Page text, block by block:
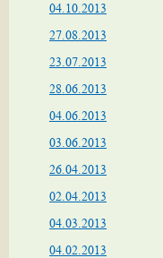
04.10.2013
27.08.2013
23.07.2013
28.06.2013
04.06.2013
03.06.2013
26.04.2013
02.04.2013
04.03.2013
04.02.2013